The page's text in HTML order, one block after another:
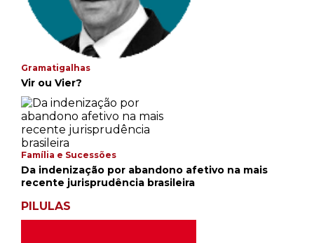
Gramatigalhas
Vir ou Vier?
Família e Sucessões
Da indenização por abandono afetivo na mais
recente jurisprudência brasileira
PILULAS